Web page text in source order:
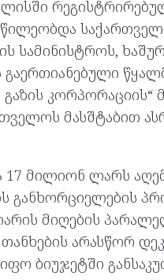
სამინისტროს,
კორპორაციის“
მასშტაბით
მილიონ ლარს
განხორციელების
მიღების
არასწორ
ბიუჯეტში